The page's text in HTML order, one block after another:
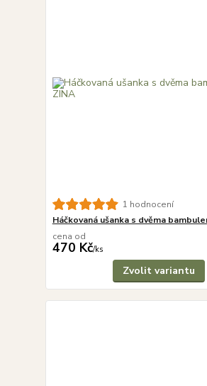
1 hodnocení
Háčkovaná ušanka s dvěma
cena od
470 Kč/ks
Zvolit variantu